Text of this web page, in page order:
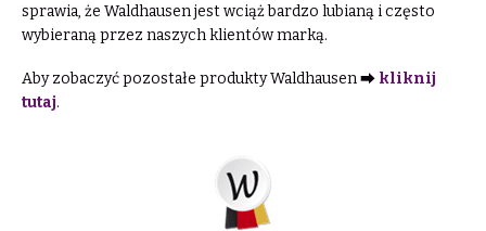
sprawia, że Waldhausen jest wciąż bardzo lubianą i często
wybieraną przez naszych klientów marką.
Aby zobaczyć pozostałe produkty Waldhausen ⮕ kliknij
tutaj.